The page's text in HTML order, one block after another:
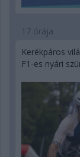
17 órája
Kerékpáros
F1-es nyári